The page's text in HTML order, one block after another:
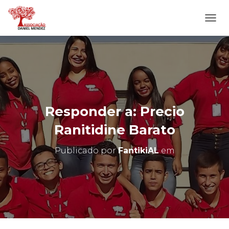
L
T
E
R
N
A
N
A
E
G
O
Responder a: Precio
Ranitidine Barato
Publicado porFantikiALem